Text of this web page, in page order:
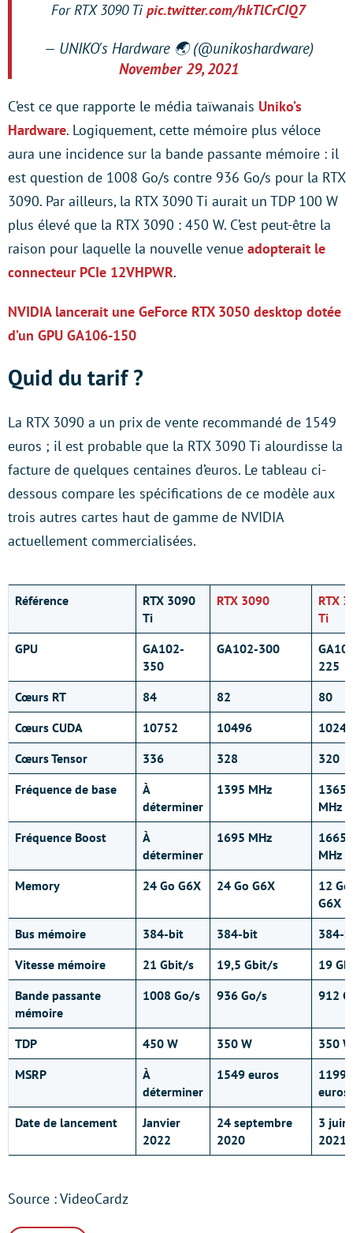
For RTX 3090 Ti pic.twitter.com/hkTlCrCIQ7
— UNIKO's Hardware 🌏 (@unikoshardware)
November 29, 2021
C’est ce que rapporte le média taïwanais Uniko’s
Hardware. Logiquement, cette mémoire plus véloce
aura une incidence sur la bande passante mémoire : il
est question de 1008 Go/s contre 936 Go/s pour la RTX
3090. Par ailleurs, la RTX 3090 Ti aurait un TDP 100 W
plus élevé que la RTX 3090 : 450 W. C’est peut-être la
raison pour laquelle la nouvelle venue adopterait le
connecteur PCIe 12VHPWR.
NVIDIA lancerait une GeForce RTX 3050 desktop dotée
d’un GPU GA106-150
Quid du tarif ?
La RTX 3090 a un prix de vente recommandé de 1549
euros ; il est probable que la RTX 3090 Ti alourdisse la
facture de quelques centaines d’euros. Le tableau ci-
dessous compare les spécifications de ce modèle aux
trois autres cartes haut de gamme de NVIDIA
actuellement commercialisées.
Référence
RTX 3090
Ti
RTX 3090
RTX
Ti
GPU
GA102-
350
GA102-300
225
Cœurs RT
84 82
80
Cœurs CUDA
10752 10496
10240
Cœurs Tensor
336 328
320
Fréquence de base
À
déterminer
1395 MHz
1365
MHz
Fréquence Boost
À
déterminer
1695 MHz
1665
MHz
Memory
24 Go G6X 24 Go G6X
12 Go
G6X
Bus mémoire
384-bit 384-bit
384-
Vitesse mémoire
21 Gbit/s 19,5 Gbit/s
19
Bande passante
mémoire
1008 Go/s 936 Go/s 912
TDP 450 W 350 W
350 W
MSRP
À
déterminer
1549 euros
1199
euros
Date de lancement
Janvier
2022
24 septembre
2020
3 juin
2021
Source : VideoCardz